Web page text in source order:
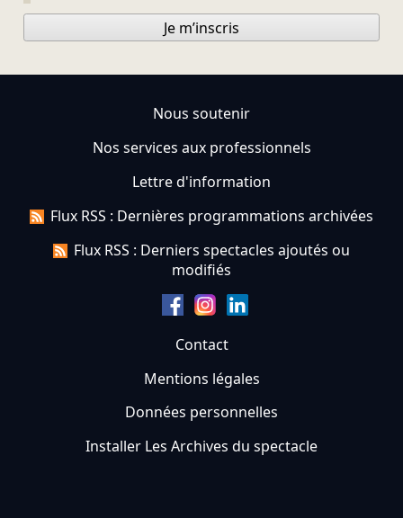
Je m’inscris
Nous soutenir
Nos services aux professionnels
Lettre d'information
Flux RSS : Dernières programmations archivées
Flux RSS : Derniers spectacles ajoutés ou
modifiés
Contact
Mentions légales
Données personnelles
Installer Les Archives du spectacle